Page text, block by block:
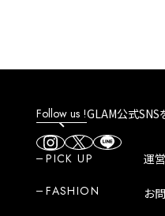
Follow us !GLAM公式SNS
PICK UP
FASHION
運
お